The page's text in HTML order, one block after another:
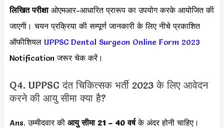
लिखित परीक्षा ओएमआर-आधारित प्रारूप का उपयोग करके आयोजित की
जाएगी। चयन प्रक्रिया की सम्पूर्ण जानकारी के लिए नीचे प्रकाशित
ऑफीशियल UPPSC Dental Surgeon Online Form 2023
Notification जरूर चेक करें।
Q4. UPPSC दंत चिकित्सक भर्ती 2023 के लिए आवेदन
करने की आयु सीमा क्या है?
Ans. उम्मीदवार की आयु सीमा 21 – 40 वर्षके अंदर होनी चाहिए।